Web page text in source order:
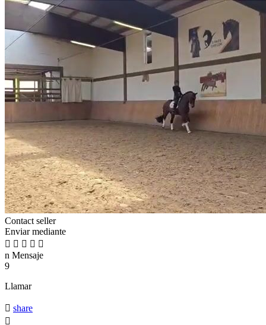
Contact seller
Enviar mediante
    
n Mensaje
9
Llamar
 share
